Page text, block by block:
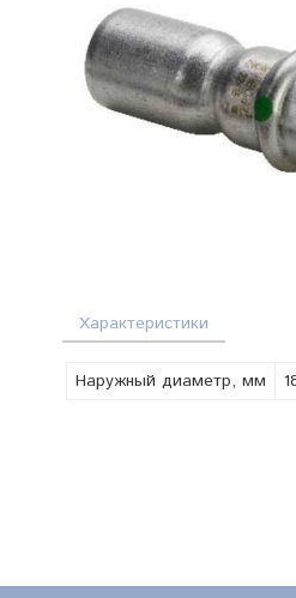
Характеристики
Наружный диаметр, мм